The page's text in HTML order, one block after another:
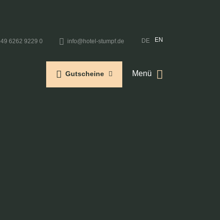
6262 9229 0 info@hotel-stumpf.de DE EN
Menü
Gutscheine